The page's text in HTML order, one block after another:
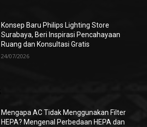
Konsep Baru Philips Lighting Store
Surabaya, Beri Inspirasi Pencahayaan
Ruang dan Konsultasi Gratis
24/07/2026
Mengapa AC Tidak Menggunakan Filter
HEPA? Mengenal Perbedaan HEPA dan